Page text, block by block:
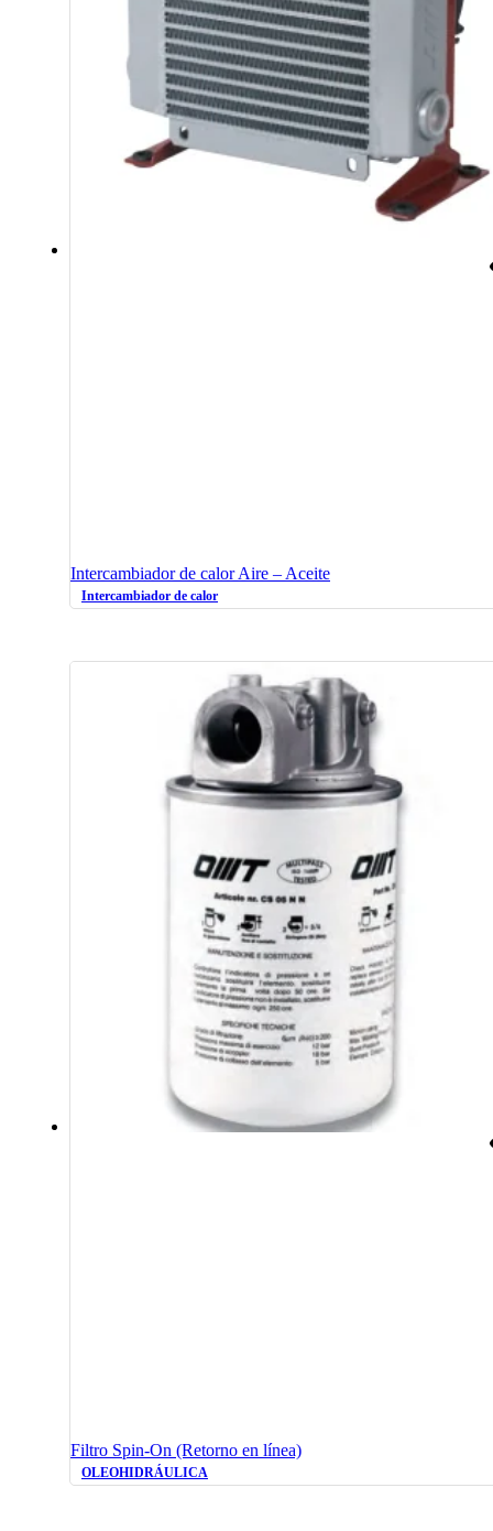
Intercambiador de calor Aire – Aceite
Intercambiador de calor
Filtro Spin-On (Retorno en línea)
OLEOHIDRÁULICA